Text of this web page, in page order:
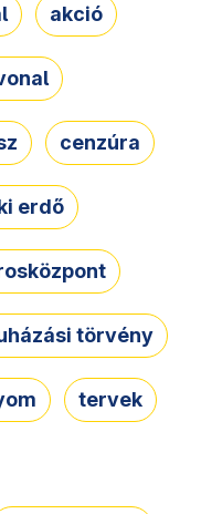
akció
cenzúra
erdő
törvény
tervek